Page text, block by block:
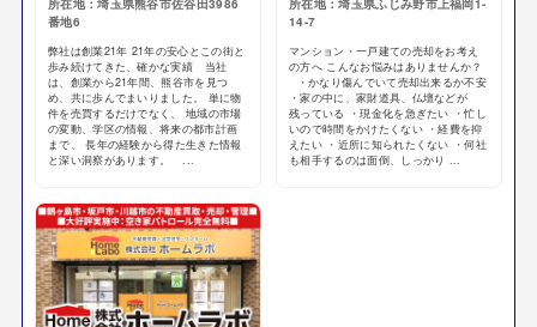
番地6
弊社は創業21年 21年の安心とこの街と
歩み続けてきた、確かな実績 当社
は、創業から21年間、熊谷市を見つ
め、共に歩んでまいりました。 単に物
件を売買するだけでなく、 地域の市場
の変動、学区の情報、将来の都市計画
まで、 長年の経験から得た生きた情報
と深い洞察があります。 ...
14-7
マンション・一戸建ての売却をお考え
の方へ こんなお悩みはありませんか？
・かなり傷んでいて売却出来るか不安
・家の中に、家財道具、仏壇などが
残っている ・現金化を急ぎたい ・忙し
いので時間をかけたくない ・経費を抑
えたい ・近所に知られたくない ・何社
も相手するのは面倒、しっかり ...